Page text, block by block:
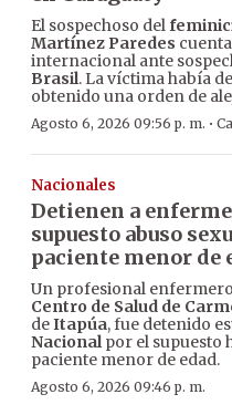
El sospechoso del
Martínez Paredes
internacional ante
Brasil. La víctima había
obtenido una orden de
Agosto 6, 2026 09:56 p. m. ·
Nacionales
Detienen a
supuesto abuso
paciente menor de
Un profesional
Centro de Salud de
deItapúa, fue detenido
Nacionalpor el supuesto
paciente menor de edad.
Agosto 6, 2026 09:46 p. m.